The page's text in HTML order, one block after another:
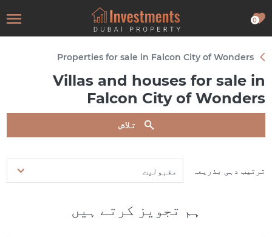
0
Properties for sale in Falcon City of Wonders
Villas and houses for sale in
Falcon City of Wonders
تلاش
ترتیب دہی بذریعہ مقبولیت
ہم تجویز کرتے ہیں